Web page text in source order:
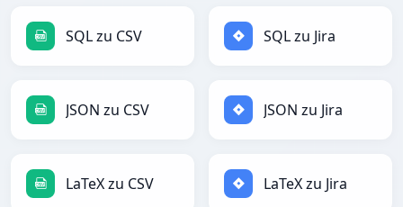
SQL zu CSV SQL zu Jira
JSON zu CSV JSON zu Jira
LaTeX zu CSV LaTeX zu Jira